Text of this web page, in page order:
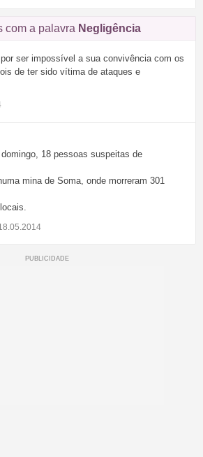
com a palavra Negligência
ser impossível a sua convivência com os
de ter sido vítima de ataques e
18 pessoas suspeitas de
mina de Soma, onde morreram 301